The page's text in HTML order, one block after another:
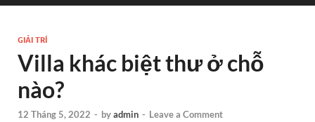
GIẢI TRÍ
Villa khác biệt thư ở chỗ
nào?
12 Tháng 5, 2022 - byadmin - Leave a Comment